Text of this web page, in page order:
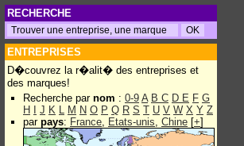
RECHERCHE
ENTREPRISES
D�couvrez la r�alit� des entreprises et
des marques!
Recherche par nom : 0-9 A B C D E F G
H
J K L M N O P Q R S T U V W X Y Z
par pays: France, Etats-unis, Chine [+]